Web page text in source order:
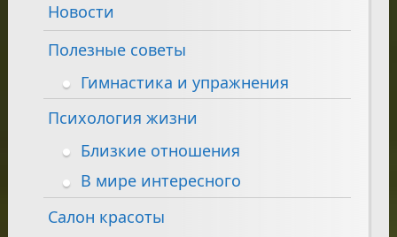
Новости
Полезные советы
Гимнастика и упражнения
Психология жизни
Близкие отношения
В мире интересного
Салон красоты